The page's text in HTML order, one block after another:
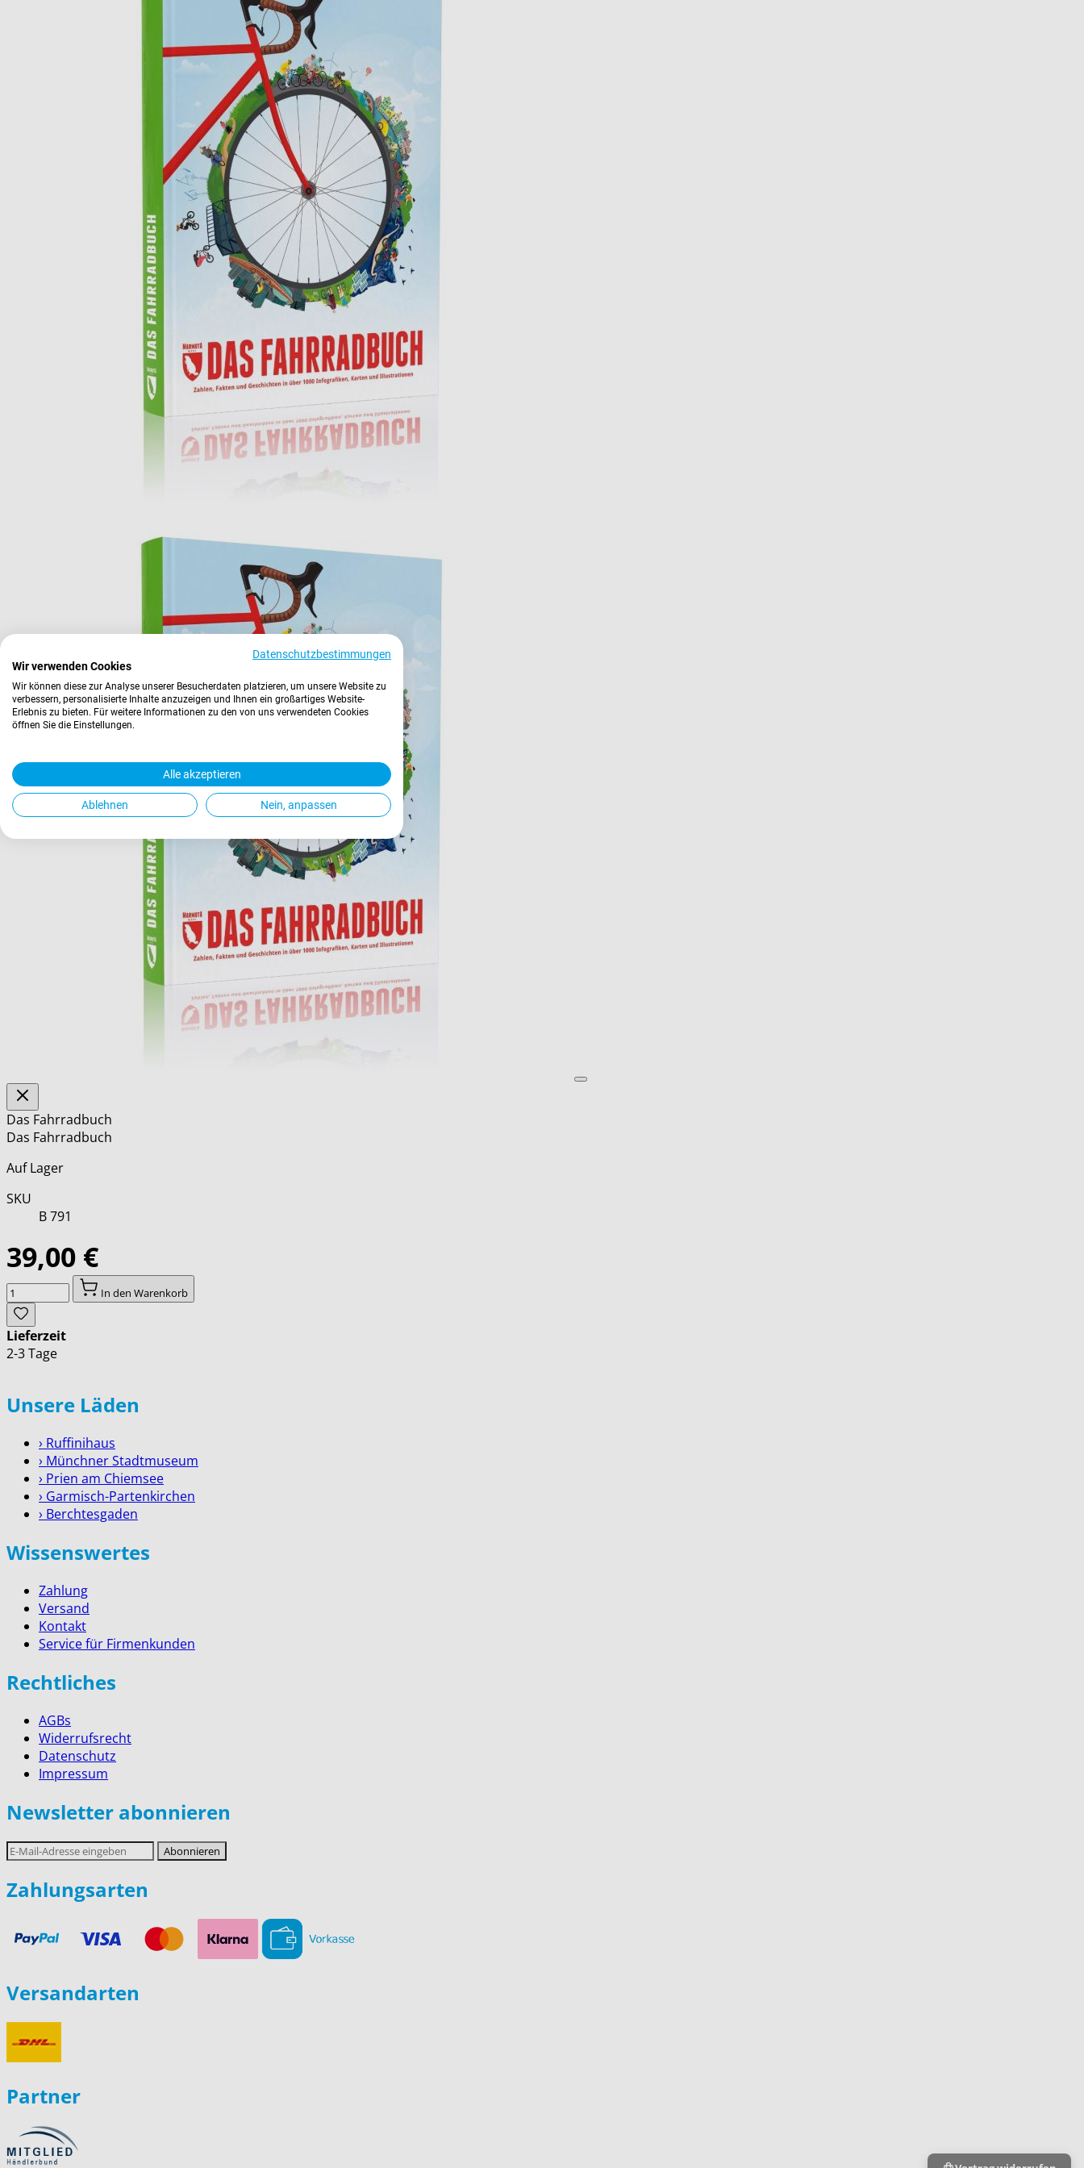
Das Fahrradbuch
Das Fahrradbuch
Auf Lager
SKU
B 791
39,00 €
Menge
In den Warenkorb
Lieferzeit
2-3 Tage
Unsere Läden
› Ruffinihaus
› Münchner Stadtmuseum
› Prien am Chiemsee
› Garmisch-Partenkirchen
› Berchtesgaden
Wissenswertes
Zahlung
Versand
Kontakt
Service für Firmenkunden
Rechtliches
AGBs
Widerrufsrecht
Datenschutz
Impressum
Newsletter abonnieren
E-
Mail-
Adresse
Abonnieren
Zahlungsarten
Versandarten
Partner
Datenschutzbestimmungen
Wir verwenden Cookies
Wir können diese zur Analyse unserer Besucherdaten platzieren, um unsere Website zu
verbessern, personalisierte Inhalte anzuzeigen und Ihnen ein großartiges Website-
Erlebnis zu bieten. Für weitere Informationen zu den von uns verwendeten Cookies
öffnen Sie die Einstellungen.
Alle akzeptieren
Ablehnen Nein, anpassen